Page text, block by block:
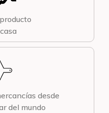
desde
del mundo